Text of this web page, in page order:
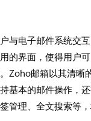
与电子邮件系统交
的界面，使得用户可
Zoho邮箱以其清晰
基本的邮件操作，
管理、全文搜索等